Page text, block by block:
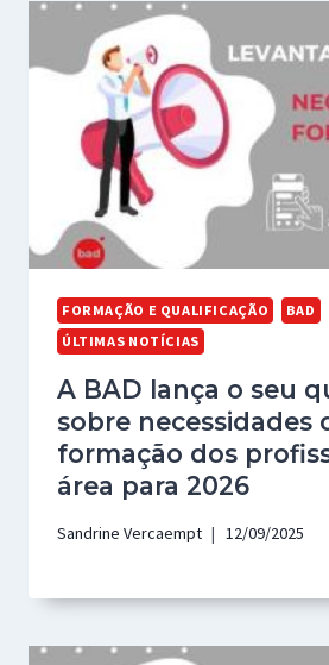
FORMAÇÃO E QUALIFICAÇÃO
BAD
ÚLTIMAS NOTÍCIAS
A BAD lança o seu
sobre necessidades
formação dos
área para 2026
Sandrine Vercaempt 12/09/2025